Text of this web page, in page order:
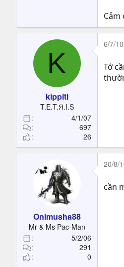
Cảm
K
kippiti
T.E.T.Я.I.S
4/1/07
697
26
6/7/10
Tớ
Onimusha88
Mr & Ms Pac-Man
5/2/06
291
0
20/8/
cần